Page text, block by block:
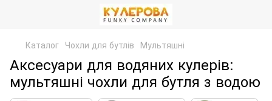
Каталог Чохли для бутлів Мультяшні
Аксесуари для водяних кулерів:
мультяшні чохли для бутля з водою